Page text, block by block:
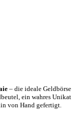
– die ideale Geldbörse
ein wahres Unikat
von Hand gefertigt.